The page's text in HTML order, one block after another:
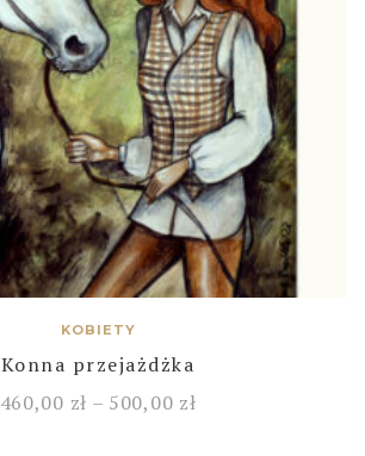
KOBIETY
Konna przejażdżka
460,00 zł – 500,00 zł